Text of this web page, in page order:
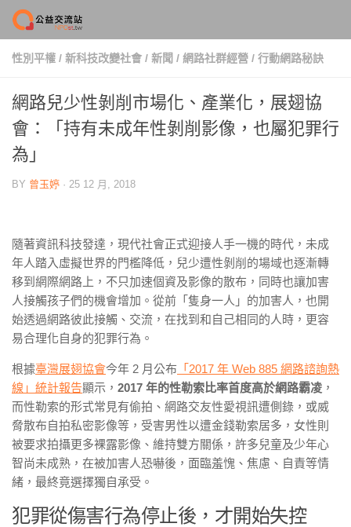
Skip to content
性別平權 / 新科技改變社會 / 新聞 / 網路社群經營 / 行動網路秘訣
網路兒少性剝削市場化、產業化，展翅協
會：「持有未成年性剝削影像，也屬犯罪行
為」
BY 曾玉婷 · 25 12 月, 2018
隨著資訊科技發達，現代社會正式迎接人手一機的時代，未成
年人踏入虛擬世界的門檻降低，兒少遭性剝削的場域也逐漸轉
移到網際網路上，不只加速個資及影像的散布，同時也讓加害
人接觸孩子們的機會增加。從前「隻身一人」的加害人，也開
始透過網路彼此接觸、交流，在找到和自己相同的人時，更容
易合理化自身的犯罪行為。
根據臺灣展翅協會今年 2 月公布 「2017 年 Web 885 網路諮詢熱
線」統計報告顯示， 2017 年的性勒索比率首度高於網路霸凌 ，
而性勒索的形式常見有偷拍、網路交友性愛視訊遭側錄，或威
脅散布自拍私密影像等，受害男性以遭金錢勒索居多，女性則
被要求拍攝更多裸露影像、維持雙方關係，許多兒童及少年心
智尚未成熟，在被加害人恐嚇後，面臨羞愧、焦慮、自責等情
緒，最終竟選擇獨自承受。
犯罪從傷害行為停止後，才開始失控